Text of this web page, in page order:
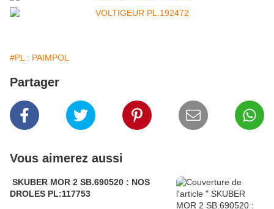
#PL : PAIMPOL
Partager
Vous aimerez aussi
SKUBER MOR 2 SB.690520 : NOS
DROLES PL:117753